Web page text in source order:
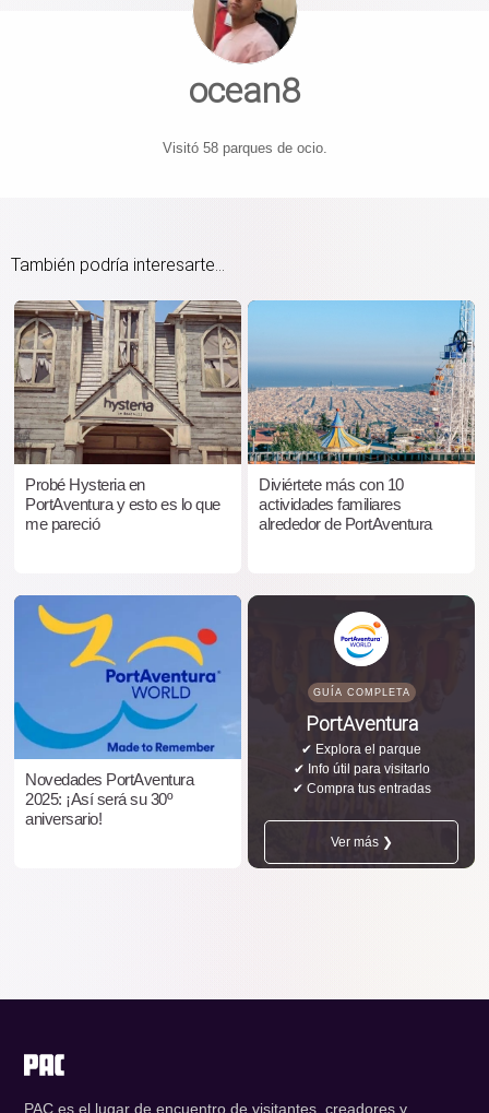
ocean8
Visitó 58 parques de ocio.
También podría interesarte...
Probé Hysteria en
PortAventura y esto es lo que
me pareció
Diviértete más con 10
actividades familiares
alrededor de PortAventura
Novedades PortAventura
2025: ¡Así será su 30º
aniversario!
GUÍA COMPLETA
PortAventura
✔ Explora el parque
✔ Info útil para visitarlo
✔ Compra tus entradas
Ver más ❯
PAC es el lugar de encuentro de visitantes, creadores y